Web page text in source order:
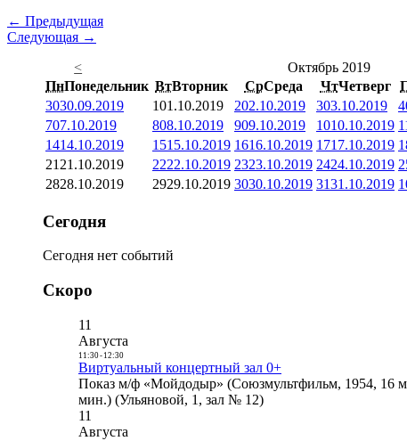
← Предыдущая
Следующая →
<
Октябрь 2019
ПнПонедельник ВтВторник СрСреда ЧтЧетверг
3030.09.2019 101.10.2019 202.10.2019 303.10.2019 4
707.10.2019 808.10.2019 909.10.2019 1010.10.2019
1414.10.2019 1515.10.2019 1616.10.2019 1717.10.2019
21 21.10.2019 2222.10.2019 2323.10.2019 2424.10.2019
2828.10.2019 2929.10.2019 3030.10.2019 3131.10.2019 1
Сегодня
Сегодня нет событий
Скоро
11
Августа
11:30- 12:30
Виртуальный концертный зал 0+
Показ м/ф «Мойдодыр» (Союзмультфильм, 1954, 16
мин.) (Ульяновой, 1, зал № 12)
11
Августа